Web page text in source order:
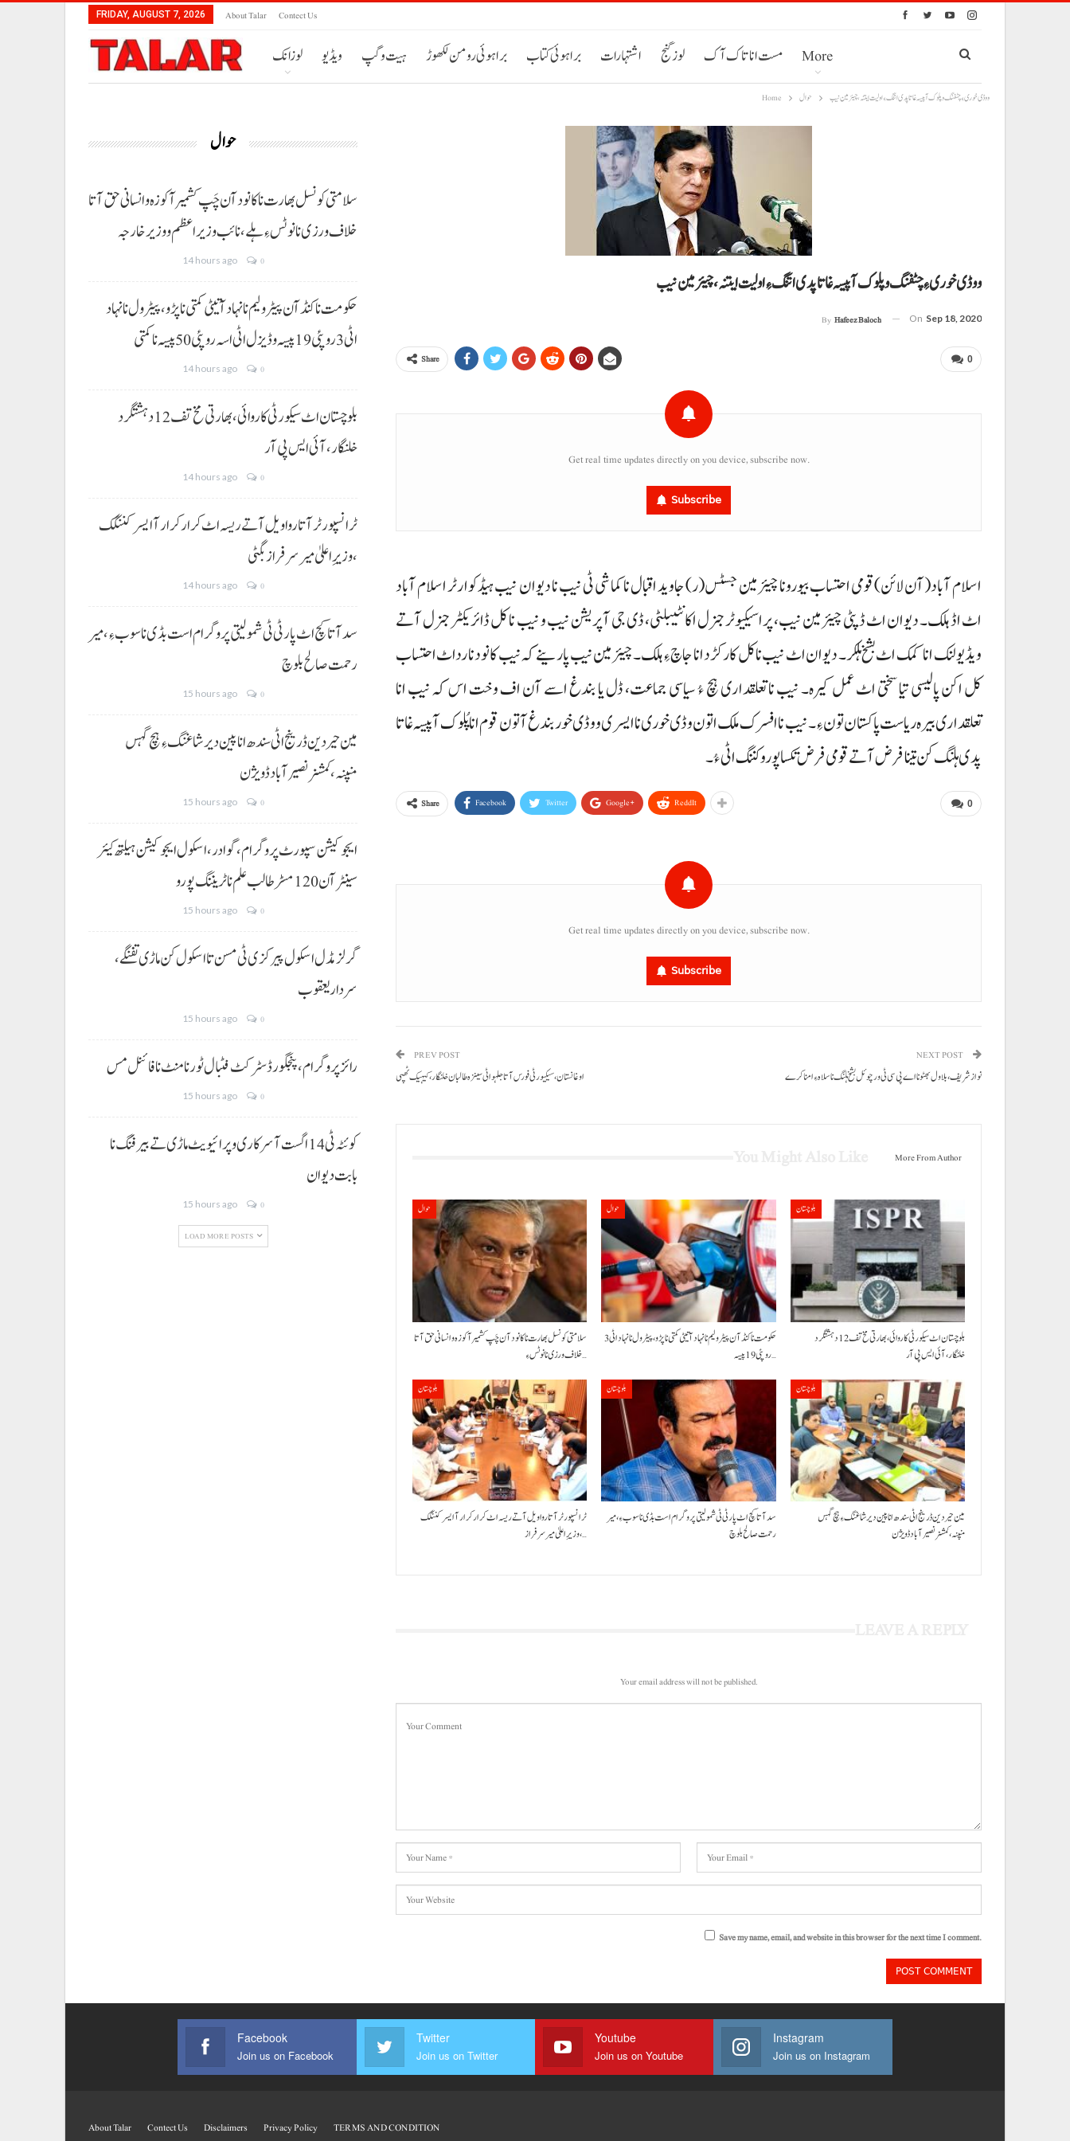
FRIDAY, AUGUST 7, 2026 About Talar Contect Us
لوزانک ویڈیو ہیت و گپ براہوئی رومن لکھوڑ براہوئی کتاب اشتہارات لوز گنج مست انا تاک آک More
Home حوال ووڈی خوری ءِ چٹفنگ و پلوک آ پیسہ غاتا پدی اتنگ ءِ اولیت ایتنہ، چیئرمین نیب
ووڈی خوری ءِ چٹفنگ و پلوک آ پیسہ غاتا پدی اتنگ ءِ اولیت ایتنہ، چیئرمین نیب
By Hafeez Baloch On Sep 18, 2020
0
Share
Get real time updates directly on you device, subscribe now.
Subscribe
اسلام آباد(آن لائن)قومی احتساب بیورونا چیئرمین جسٹس(ر) جاوید اقبال نا کماشی ٹی نیب نا دیوان نیب ہیڈکوارٹر اسلام آباد
اٹ اڈ ہلک۔ دیوان اٹ ڈپٹی چیئرمین نیب، پراسیکیوٹر جنرل اکانٹیبلٹی، ڈی جی آپریشن نیب و نیب نا کل ڈائریکٹر جنرل آتے
ویڈیو لنک انا کمک اٹ بشخ ہلکر۔ دیوان اٹ نیب نا کل کارکڑد انا جاچ ءِ ہلک۔ چیئرمین نیب پارینے کہ نیب کانود نا رداٹ احتساب
کل اکن پالیسی تیا سختی اٹ عمل کیرہ۔ نیب نا تعلقداری ہچ ءُ سیاسی جماعت، ڈل یا بندغ اسے آن اف وخت اس کہ نیب انا
تعلقداری بیرہ ریاست پاکستان تون ءِ۔ نیب نا افسرک ملک اتون وڈی خوری نا ایسری و وڈی خور بندغ آتون قوم انا پُلوک آ پیسہ غاتا
پدی ہلنگ کن تینا فرض آتے قومی فرض تکسا پورو کننگ اٹی ءُ۔
0
Share Facebook Twitter Google+ ReddIt
Get real time updates directly on you device, subscribe now.
Subscribe
PREV POST
اوغانستان، سیکیورٹی فورس آتا جلہو اٹی سینزہ طالبان خلنگار، کیہیک ٹھپی
NEXT POST
نواز شریف، بلاول بھٹو نا اے پی سی ٹی ورچوئل بشخ ہلنگ نا سلاہ ءِ امنا کرے
More From Author
حوال
سلامتی کونسل بھارت نا کانود آن چَپ کشمیر آ کوزہ و انسانی حق آتا
خلاف ورزی نا نوٹس ءِ…
حوال
حکومت نا کنڈ آن پیٹرولیم نا نہاد آتیٹی کمتی نا پڑو،پیٹرول نا نہاد اٹی 3
روپئی 19 پیسہ…
بلوچستان
بلوچستان اٹ سیکورٹی کاروائی، بھارتی مخ تف 12 دہشتگرد
خلنگار،آئی ایس پی آر
بلوچستان
ٹرانسپورٹر آتا روا ویل آتے ریسہ اٹ کرار کرار آ ایسر کننگک
،وزیرِ اعلیٰ میر سرفراز…
بلوچستان
سد آتا کچ اٹ پارٹی ٹی شمولیتی پروگرام است بڈی نا سوب ءِ،میر
رحمت صالح بلوچ
بلوچستان
مین حیردین ڈرینج اٹی سندھ انا پین دیر شاغنگ ءِ ہچ گہس
منپنہ،کمشنر نصیرآباد ڈویژن
Your email address will not be published.
Save my name, email, and website in this browser for the next time I comment.
حوال
سلامتی کونسل بھارت نا کانود آن چَپ کشمیر آ کوزہ و انسانی حق آتا
خلاف ورزی نا نوٹس ءِ ہلے،نائب وزیراعظم و وزیر خارجہ
14 hours ago 0
حکومت نا کنڈ آن پیٹرولیم نا نہاد آتیٹی کمتی نا پڑو،پیٹرول نا نہاد
اٹی 3 روپئی 19 پیسہ و ڈیزل اٹی اسہ روپئی 50 پیسہ نا کمتی
14 hours ago 0
بلوچستان اٹ سیکورٹی کاروائی، بھارتی مخ تف 12 دہشتگرد
خلنگار،آئی ایس پی آر
14 hours ago 0
ٹرانسپورٹر آتا روا ویل آتے ریسہ اٹ کرار کرار آ ایسر کننگک
،وزیرِ اعلیٰ میر سرفراز بگٹی
14 hours ago 0
سد آتا کچ اٹ پارٹی ٹی شمولیتی پروگرام است بڈی نا سوب ءِ،میر
رحمت صالح بلوچ
15 hours ago 0
مین حیردین ڈرینج اٹی سندھ انا پین دیر شاغنگ ءِ ہچ گہس
منپنہ،کمشنر نصیرآباد ڈویژن
15 hours ago 0
ایجوکیشن سپورٹ پروگرام،گوادر، اسکول ایجوکیشن ہیلتھ کیئر
سینٹر آن 120 مسڑ طالب علم نا ٹریننگ پورو
15 hours ago 0
گرلز مڈل اسکول پیرکزی ٹی مسن تا اسکول کن ماڑی تفنگے،
سردار یعقوب
15 hours ago 0
رائز پروگرام، پنجگور ڈسٹرکٹ فٹبال ٹورنامنٹ نا فائنل مس
15 hours ago 0
کوئٹہ ٹی 14 اگست آ سرکاری و پرائیویٹ ماڑی تے بیرفنگ نا
بابت دیوان
15 hours ago 0
LOAD MORE POSTS
Facebook
Join us on Facebook
Twitter
Join us on Twitter
Youtube
Join us on Youtube
Instagram
Join us on Instagram
About Talar Contect Us Disclaimers Privacy Policy TERMS AND CONDITION